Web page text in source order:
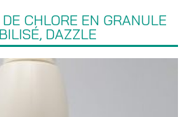
CHLORE EN GRANULE
DAZZLE